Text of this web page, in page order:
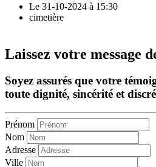
Le 31-10-2024 à 15:30
cimetière
Laissez votre message
Soyez assurés que votre
toute dignité, sincérité et
Prénom
Nom
Adresse
Ville